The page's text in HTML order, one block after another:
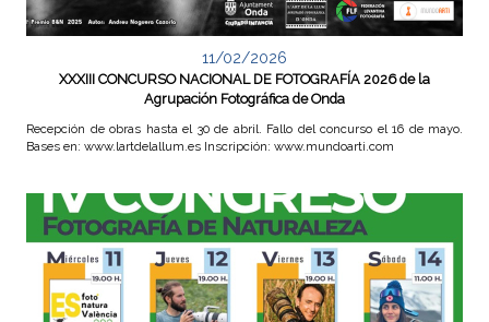
n
n
a
d
11/02/2026
XXXIII CONCURSO NACIONAL DE FOTOGRAFÍA 2026 de la
Agrupación Fotográfica de Onda
Recepción de obras hasta el 30 de abril. Fallo del concurso el 16 de mayo.
Bases en: www.lartdelallum.es Inscripción: www.mundoarti.com